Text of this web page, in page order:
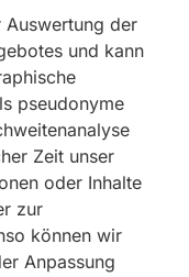
Auswertung der
und kann
pseudonyme
Zeit unser
oder Inhalte
zur
können wir
Anpassung